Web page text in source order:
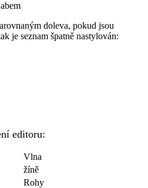
doleva, pokud jsou
je seznam špatně nastylován:
editoru:
Vlna
žíně
Rohy